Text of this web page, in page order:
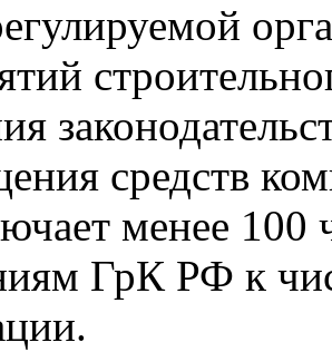
средств
менее 100
ГрК РФ к